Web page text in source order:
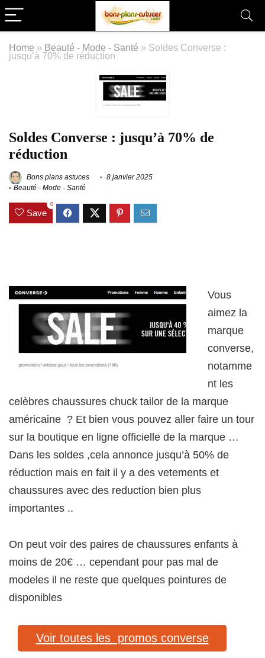
Home » Beauté - Mode - Santé » Soldes Converse :
jusqu’à 70% de réduction
Soldes Converse : jusqu’à 70% de
réduction
Bons plans astuces
8 janvier 2025
Beauté - Mode - Santé
Save
0
Vous
aimez la
marque
converse,
notamme
nt les
celèbres chaussures chuck tailor de la marque
américaine ? Et bien vous pouvez aller faire un tour
sur la boutique en ligne officielle de la marque …
Dans les soldes ,cela annonce jusqu’à 50% de
réduction mais en fait il y a des vetements et
chaussures avec des reduction bien plus
importantes ..
On peut voir des paires de chaussures enfants à
moins de 20€ … cependant pour pas mal de
modeles il ne reste que quelques pointures de
disponibles
Voir toutes les promos converse